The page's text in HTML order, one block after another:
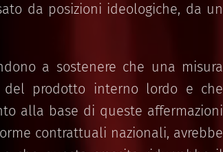
da posizioni ideologiche, da un
a sostenere che una misura
prodotto interno lordo e che
alla base di queste affermazioni
contrattuali nazionali, avrebbe